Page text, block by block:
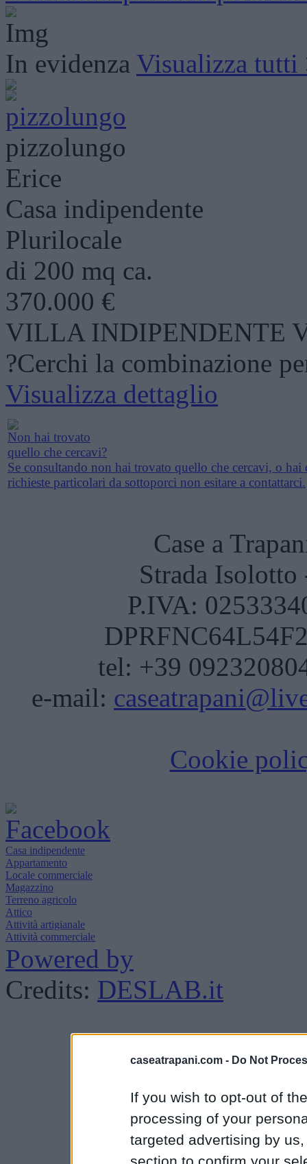
caseatrapani.com - Do Not
If you wish to opt-out of
processing of your
targeted advertising by
In evidenza Visualizza tutti
pizzolungo
Erice
Casa indipendente
Plurilocale
di 200 mq ca.
370.000 €
VILLA INDIPENDENTE
?Cerchi la combinazione
Visualizza dettaglio
Non hai trovato
quello che cercavi?
Se consultando non hai trovato quello che cercavi, o hai
richieste particolari da sottoporci non esitare a contattarci.
Case a
Strada
P.IVA:
tel: +39
e-mail:
Cookie
Casa indipendente
Appartamento
Locale commerciale
Magazzino
Terreno agricolo
Attico
Attività artigianale
Attività commerciale
Powered by
Credits: DESLAB.it